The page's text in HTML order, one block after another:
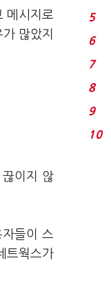
메시지로
많았지
이지 않
들이 스
트웍스가
5
6
7
8
9
10